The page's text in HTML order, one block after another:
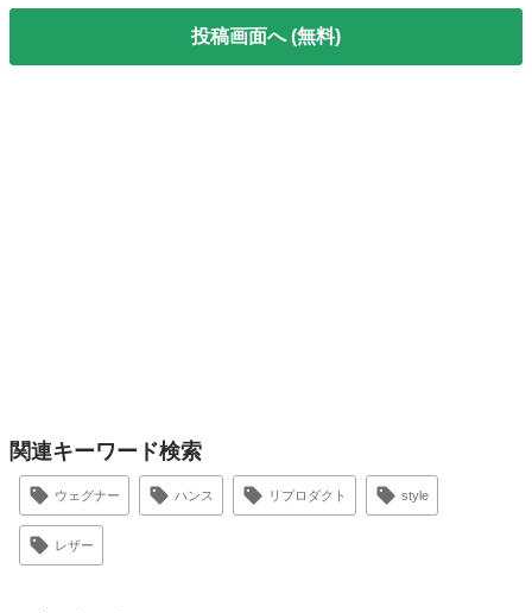
投稿画面へ (無料)
関連キーワード検索
ウェグナー ハンス リプロダクト style
レザー